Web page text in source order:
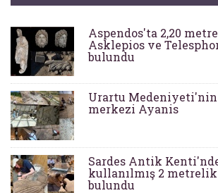
Aspendos'ta 2,20
Asklepios ve
bulundu
Urartu
merkezi Ayanis
Sardes Antik
kullanılmış 2
bulundu